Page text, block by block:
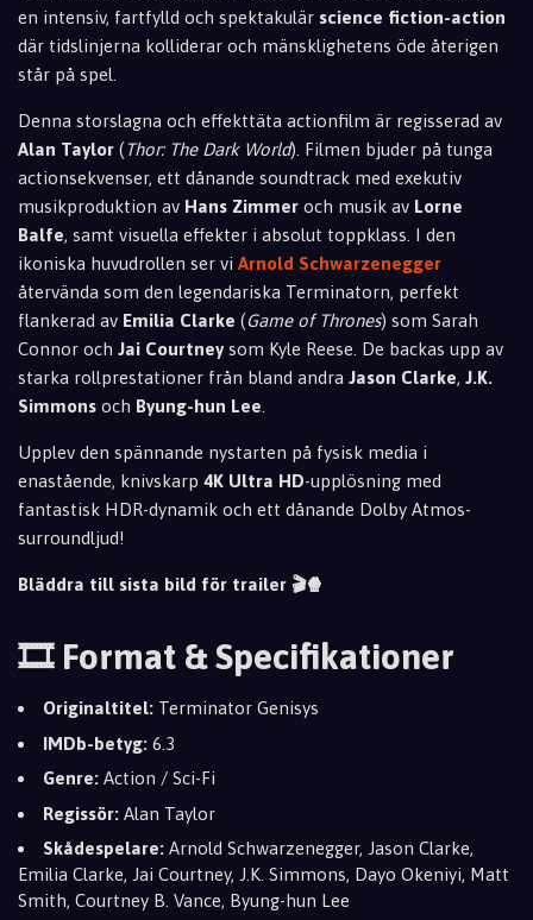
en intensiv, fartfylld och spektakulär science fiction-action
där tidslinjerna kolliderar och mänsklighetens öde återigen
står på spel.
Denna storslagna och effekttäta actionfilm är regisserad av
Alan Taylor (Thor: The Dark World). Filmen bjuder på tunga
actionsekvenser, ett dånande soundtrack med exekutiv
musikproduktion av Hans Zimmer och musik av Lorne
Balfe, samt visuella effekter i absolut toppklass. I den
ikoniska huvudrollen ser vi Arnold Schwarzenegger
återvända som den legendariska Terminatorn, perfekt
flankerad av Emilia Clarke (Game of Thrones) som Sarah
Connor och Jai Courtney som Kyle Reese. De backas upp av
starka rollprestationer från bland andra Jason Clarke, J.K.
Simmons och Byung-hun Lee
Upplev den spännande nystarten på fysisk media i
enastående, knivskarp 4K Ultra HD-upplösning med
fantastisk HDR-dynamik och ett dånande Dolby Atmos-
surroundljud!
Bläddra till sista bild för trailer 🎬🍿
🎞️ Format & Specifikationer
Originaltitel: Terminator Genisys
IMDb-betyg: 6.3
Genre: Action / Sci-Fi
Regissör: Alan Taylor
Skådespelare: Arnold Schwarzenegger, Jason Clarke,
Emilia Clarke, Jai Courtney, J.K. Simmons, Dayo Okeniyi, Matt
Smith, Courtney B. Vance, Byung-hun Lee